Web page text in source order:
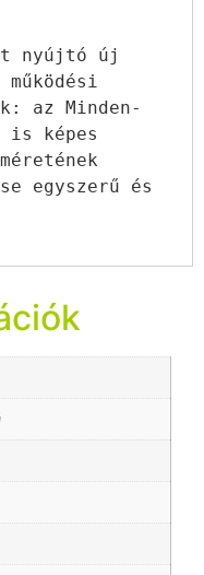
nyújtó új
az Minden-
is képes
egyszerű és